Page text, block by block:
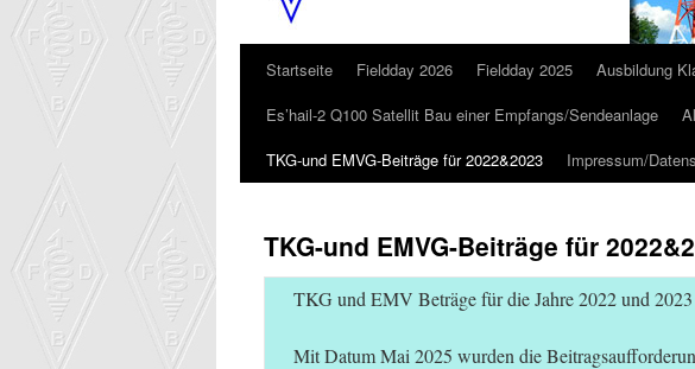
Startseite Fieldday 2026 Fieldday 2025 Ausbildung
Es’hail-2 Q100 Satellit Bau einer Empfangs/Sendeanlage
TKG-und EMVG-Beiträge für 2022&2023
Impressum/
TKG-und EMVG-Beiträge für
TKG und EMV Beträge für die Jahre 2022 und 2023
Mit Datum Mai 2025 wurden die